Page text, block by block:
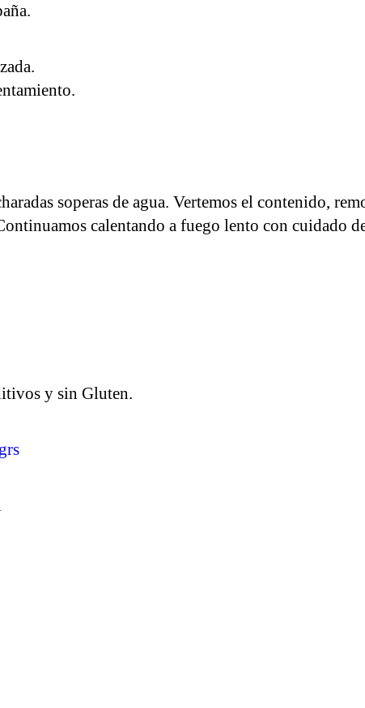
soperas de agua. Vertemos el contenido,
calentando a fuego lento con cuidado
y sin Gluten.